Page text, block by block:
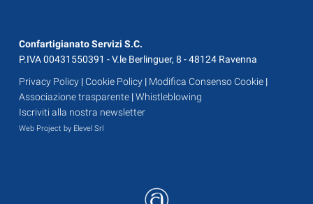
Confartigianato Servizi S.C.
P.IVA 00431550391 - V.le Berlinguer, 8 - 48124 Ravenna
Privacy Policy |Cookie Policy | Modifica Consenso Cookie |
Associazione trasparente |Whistleblowing
Iscriviti alla nostra newsletter
Web Project by Elevel Srl